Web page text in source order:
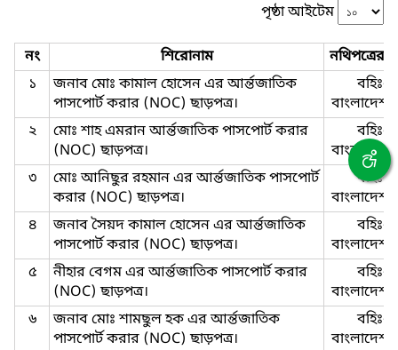
পৃষ্ঠা আইটেম
নং শিরোনাম
নথিপত্রের
১
জনাব মোঃ কামাল হোসেন এর ‍আর্ন্তজাতিক
পাসপোর্ট করার (NOC) ছাড়পত্র।
বহিঃ-
বাংলাদেশ-
২
মোঃ শাহ এমরান ‍আর্ন্তজাতিক পাসপোর্ট করার
(NOC) ছাড়পত্র।
বহিঃ-
বাংলাদেশ-
৩
মোঃ আনিছুর রহমান এর ‍আর্ন্তজাতিক পাসপোর্ট
করার (NOC) ছাড়পত্র।
বহিঃ-
বাংলাদেশ-
৪
জনাব সৈয়দ কামাল হোসেন এর ‍আর্ন্তজাতিক
পাসপোর্ট করার (NOC) ছাড়পত্র।
বহিঃ-
বাংলাদেশ-
৫
নীহার বেগম এর ‍আর্ন্তজাতিক পাসপোর্ট করার
(NOC) ছাড়পত্র।
বহিঃ-
বাংলাদেশ-
৬
জনাব মোঃ শামছুল হক এর ‍আর্ন্তজাতিক
পাসপোর্ট করার (NOC) ছাড়পত্র।
বহিঃ-
বাংলাদেশ-